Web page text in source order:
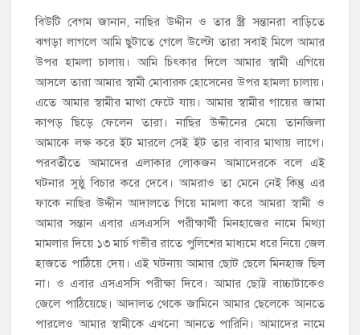
বিউটি বেগম জানান, নাছির উদ্দীন ও তার স্ত্রী সন্তানরা বাড়িতে
ঝগড়া লাগলে আমি ছুটাতে গেলে উল্টো তারা সবাই মিলে আমার
উপর হামলা চালায়। আমি চিৎকার দিলে আমার স্বামী এগিয়ে
আসলে তারা আমার স্বামী মোবারক হোসেনের উপর হামলা চালায়।
এতে আমার স্বামীর মাথা ফেটে যায়। আমার স্বামীর গায়ের জামা
কাপড় ছিড়ে ফেলেন তারা। নাছির উদ্দীনের মেয়ে তানজিলা
আমাকে লক্ষ করে ইট মারলে সেই ইট তার বাবার মাথায় লাগে।
পরবর্তীতে আমাদের এলাকার লোকজন আমাদেরকে বলে এই
ঘটনার সুষ্ঠু বিচার করে দেবে। আমরাও তা মেনে নেই কিন্তু এর
ফাকে নাছির উদ্দীন আদালতে গিয়ে মামলা করে আমরা স্বামী ও
আমার সন্তান এবার এসএসসি পরীক্ষার্থী মিনহাজের নামে মিথ্যা
মামলার দিয়ে ১৩ মার্চ গভীর রাতে পুলিশের মাধ্যমে ধরে নিয়ে জেল
হাজতে পাঠিয়ে দেয়। এই ঘটনায় আমার ছোট ছেলে মিনহাজ ছিল
না। ও এবার এসএসসি পরীক্ষা দিবে। আমার ছোট্ট বাচ্চাটাকেও
জেলে পাঠিয়েছে। আদালত থেকে জামিনে আমার ছেলেকে আনতে
পারলেও আমার স্বামীকে এখনো আনতে পারিনি। আমাদের নামে